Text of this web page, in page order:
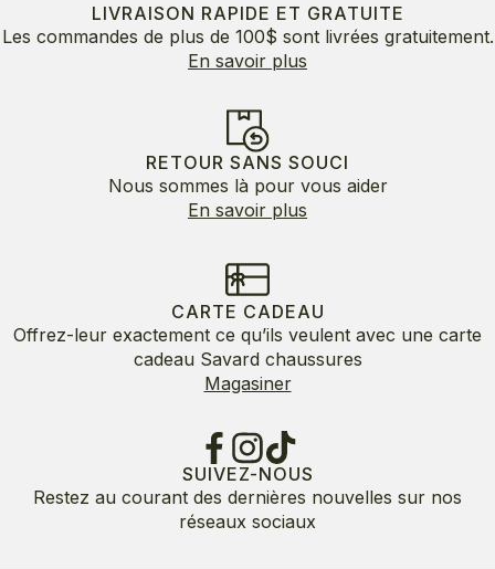
LIVRAISON RAPIDE ET GRATUITE
Les commandes de plus de 100$ sont livrées gratuitement.
En savoir plus
RETOUR SANS SOUCI
Nous sommes là pour vous aider
En savoir plus
CARTE CADEAU
Offrez-leur exactement ce qu’ils veulent avec une carte
cadeau Savard chaussures
Magasiner
SUIVEZ-NOUS
Restez au courant des dernières nouvelles sur nos
réseaux sociaux